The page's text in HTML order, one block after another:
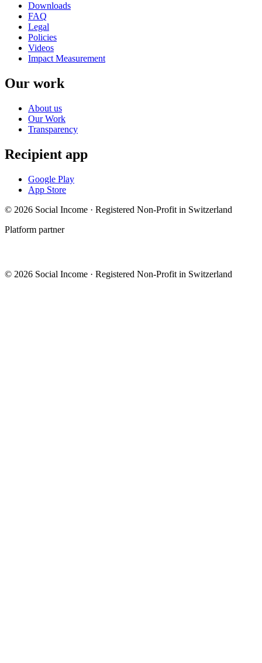
Downloads
FAQ
Legal
Policies
Videos
Impact Measurement
Our work
About us
Our Work
Transparency
Recipient app
Google Play
App Store
© 2026 Social Income · Registered Non-Profit in Switzerland
Platform partner
© 2026 Social Income · Registered Non-Profit in Switzerland